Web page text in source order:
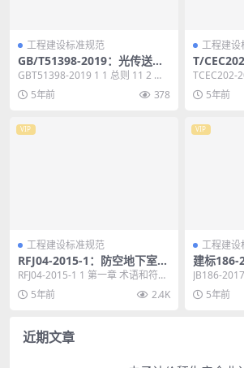
工程建设标准规范
GB/T51398-2019：光传送网
（OTN）工程技术标准
GBT51398-2019 1 1 总则 11 2 术
语和符号 12 2.1 术...
5年前 378
工程建设
T/
变压器用
TCEC202-
性引用文件
5年前
VIP
工程建设标准规范
RFJ04-2015-1：防空地下室结
构设计手册(第一册)
RFJ04-2015-1 1 第一章 术语和符
号 15 第一节 术语 15 第二...
5年前 2.4K
VIP
工程建设
建标186-
中心(院
JB186-
章 建设规
5年前
近期文章